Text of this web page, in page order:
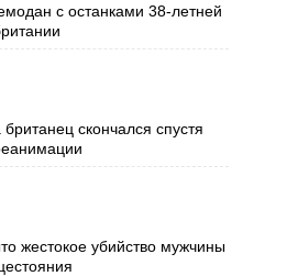
с останками 38-летней
скончался спустя
жестокое убийство мужчины